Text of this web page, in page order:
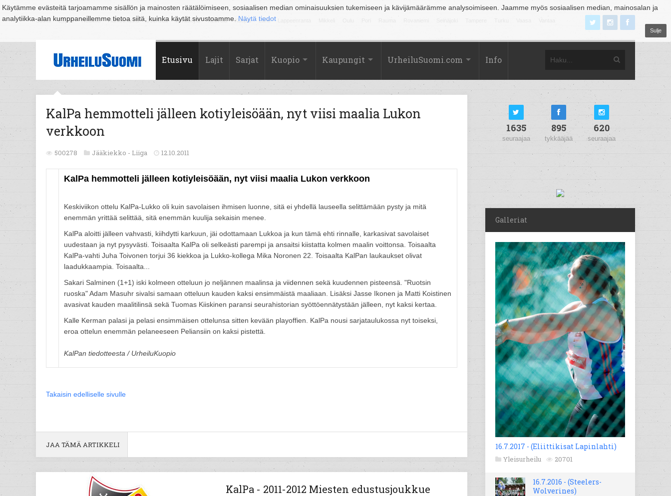
Käytämme evästeitä tarjoamamme sisällön ja mainosten räätälöimiseen, sosiaalisen median ominaisuuksien tukemiseen ja kävijämäärämme analysoimiseen. Jaamme myös sosiaalisen median, mainosalan ja
analytiikka-alan kumppaneillemme tietoa siitä, kuinka käytät sivustoamme. Näytä tiedot
Sulje
Suomi Espoo Helsinki Hämeenlinna Joensuu Jyväskylä Kouvola Kuopio Lahti
Etusivu Lajit Sarjat Kuopio Kaupungit UrheiluSuomi.com Info
KalPa hemmotteli jälleen kotiyleisöään, nyt viisi maalia Lukon
verkkoon
500278 Jääkiekko - Liiga 12.10.2011
KalPa hemmotteli jälleen kotiyleisöään, nyt viisi maalia Lukon verkkoon
Keskiviikon ottelu KalPa-Lukko oli kuin savolaisen ihmisen luonne, sitä ei yhdellä lauseella selittämään pysty ja mitä
enemmän yrittää selittää, sitä enemmän kuulija sekaisin menee.
KalPa aloitti jälleen vahvasti, kiihdytti karkuun, jäi odottamaan Lukkoa ja kun tämä ehti rinnalle, karkasivat savolaiset
uudestaan ja nyt pysyvästi. Toisaalta KalPa oli selkeästi parempi ja ansaitsi kiistatta kolmen maalin voittonsa. Toisaalta
KalPa-vahti Juha Toivonen torjui 36 kiekkoa ja Lukko-kollega Mika Noronen 22. Toisaalta KalPan laukaukset olivat
laadukkaampia. Toisaalta...
Sakari Salminen (1+1) iski kolmeen otteluun jo neljännen maalinsa ja viidennen sekä kuudennen pisteensä. "Ruotsin
ruoska" Adam Masuhr sivalsi samaan otteluun kauden kaksi ensimmäistä maaliaan. Lisäksi Jasse Ikonen ja Matti Koistinen
avasivat kauden maalitilinsä sekä Tuomas Kiiskinen paransi seurahistorian syöttöennätystään jälleen, nyt kaksi kertaa.
Kalle Kerman palasi ja pelasi ensimmäisen ottelunsa sitten kevään playoffien. KalPa nousi sarjataulukossa nyt toiseksi,
eroa ottelun enemmän pelaneeseen Peliansiin on kaksi pistettä.
KalPan tiedotteesta / UrheiluKuopio
Takaisin edelliselle sivulle
JAA TÄMÄ ARTIKKELI
KalPa - 2011-2012 Miesten edustusjoukkue
1635
seuraajaa
895
tykkääjää
620
seuraajaa
Galleriat
16.7.2017 - (Eliittikisat Lapinlahti)
Yleisurheilu 20701
16.7.2016 - (Steelers-
Wolverines)